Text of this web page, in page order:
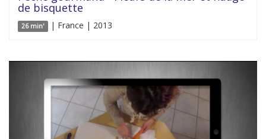
de bisquette
26 min' | France | 2013